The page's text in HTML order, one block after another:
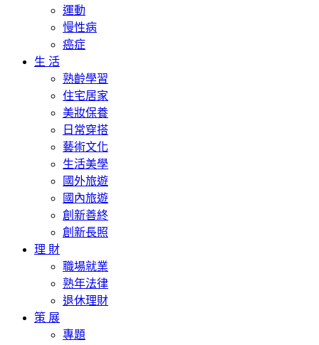
運動
慢性病
癌症
生 活
熟齡學習
住宅居家
美妝保養
日常穿搭
藝術文化
生活美學
國外旅遊
國內旅遊
創新善終
創新長照
理 財
職場就業
熟年法律
退休理財
策 展
專題